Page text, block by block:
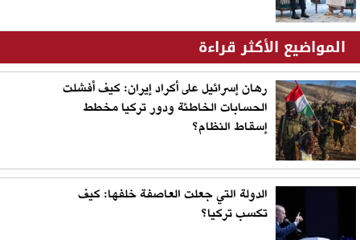
المواضيع الأكثر قراءة
رهان إسرائيل على أكراد إيران: كيف أفشلت
الحسابات الخاطئة ودور تركيا مخطط
إسقاط النظام؟
الدولة التي جعلت العاصفة خلفها: كيف
تكسب تركيا؟